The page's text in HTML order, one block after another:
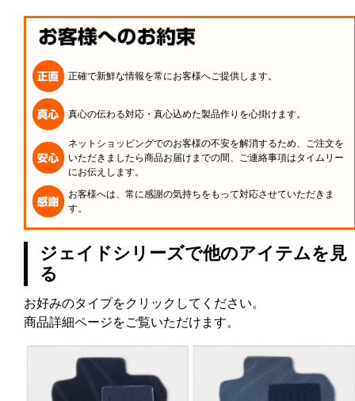
正確で新鮮な情報を常にお客様へご提供します。
真心の伝わる対応・真心込めた製品作りを心掛けます。
ネットショッピングでのお客様の不安を解消するため、ご注文を
いただきましたら商品お届けまでの間、ご連絡事項はタイムリー
にお伝えします。
お客様へは、常に感謝の気持ちをもって対応させていただきま
す。
ジェイドシリーズで他のアイテムを見
る
お好みのタイプをクリックしてください。
商品詳細ページをご覧いただけます。